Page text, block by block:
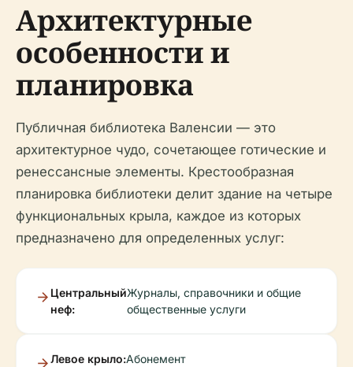
Архитектурные
особенности и
планировка
Публичная библиотека Валенсии — это
архитектурное чудо, сочетающее готические и
ренессансные элементы. Крестообразная
планировка библиотеки делит здание на четыре
функциональных крыла, каждое из которых
предназначено для определенных услуг:
Центральный
неф:
Журналы, справочники и общие
общественные услуги
Левое крыло:Абонемент